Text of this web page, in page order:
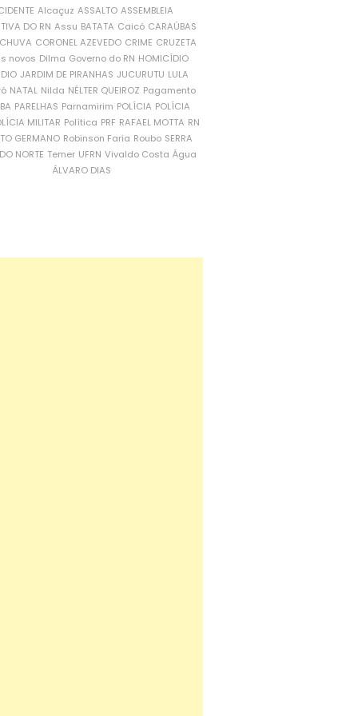
Alcaçuz ASSALTO ASSEMBLEIA
DO RN Assu BATATA Caicó CARAÚBAS
CORONEL AZEVEDO CRIME CRUZETA
novos Dilma Governo do RN HOMICÍDIO
JARDIM DE PIRANHAS JUCURUTU LULA
NATAL Nilda NÉLTER QUEIROZ Pagamento
PARELHAS Parnamirim POLÍCIA POLÍCIA
MILITAR Política PRF RAFAEL MOTTA RN
GERMANO Robinson Faria Roubo SERRA
NORTE Temer UFRN Vivaldo Costa Água
ÁLVARO DIAS